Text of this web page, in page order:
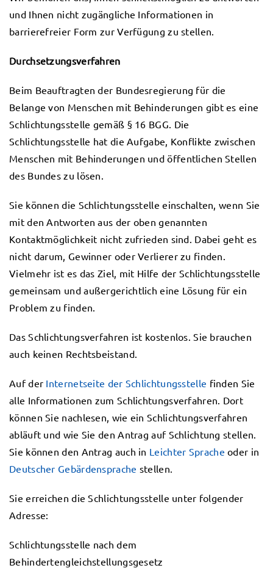
und Ihnen nicht zugängliche Informationen in
barrierefreier Form zur Verfügung zu stellen.
Durchsetzungsverfahren
Beim Beauftragten der Bundesregierung für die
Belange von Menschen mit Behinderungen gibt es eine
Schlichtungsstelle gemäß § 16 BGG. Die
Schlichtungsstelle hat die Aufgabe, Konflikte zwischen
Menschen mit Behinderungen und öffentlichen Stellen
des Bundes zu lösen.
Sie können die Schlichtungsstelle einschalten, wenn Sie
mit den Antworten aus der oben genannten
Kontaktmöglichkeit nicht zufrieden sind. Dabei geht es
nicht darum, Gewinner oder Verlierer zu finden.
Vielmehr ist es das Ziel, mit Hilfe der Schlichtungsstelle
gemeinsam und außergerichtlich eine Lösung für ein
Problem zu finden.
Das Schlichtungsverfahren ist kostenlos. Sie brauchen
auch keinen Rechtsbeistand.
Auf der Internetseite der Schlichtungsstelle finden Sie
alle Informationen zum Schlichtungsverfahren. Dort
können Sie nachlesen, wie ein Schlichtungsverfahren
abläuft und wie Sie den Antrag auf Schlichtung stellen.
Sie können den Antrag auch in Leichter Sprache oder in
Deutscher Gebärdensprache stellen.
Sie erreichen die Schlichtungsstelle unter folgender
Adresse:
Schlichtungsstelle nach dem
Behindertengleichstellungsgesetz